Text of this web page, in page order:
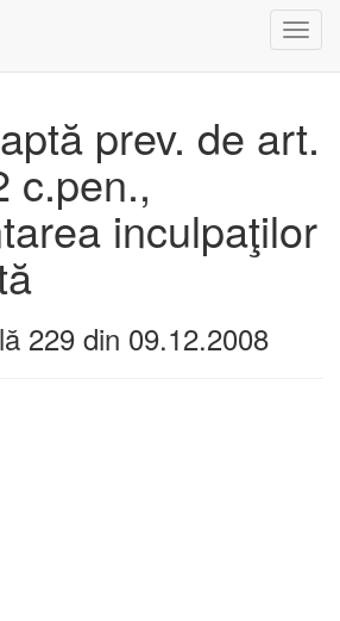
prev. de art.
c.pen.,
inculpaţilor
229 din 09.12.2008